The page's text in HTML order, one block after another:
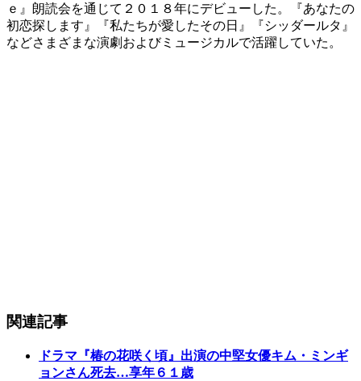
ｅ』朗読会を通じて２０１８年にデビューした。『あなたの
初恋探します』『私たちが愛したその日』『シッダールタ』
などさまざまな演劇およびミュージカルで活躍していた。
関連記事
ドラマ『椿の花咲く頃』出演の中堅女優キム・ミンギ
ョンさん死去…享年６１歳